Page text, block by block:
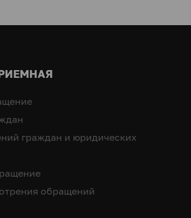
граждан и юридических
обращений